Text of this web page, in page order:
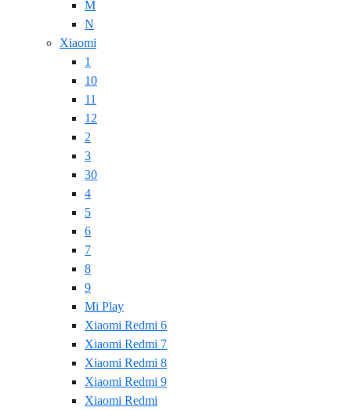
M
N
Xiaomi
1
10
11
12
2
3
30
4
5
6
7
8
9
Mi Play
Xiaomi Redmi 6
Xiaomi Redmi 7
Xiaomi Redmi 8
Xiaomi Redmi 9
Xiaomi Redmi